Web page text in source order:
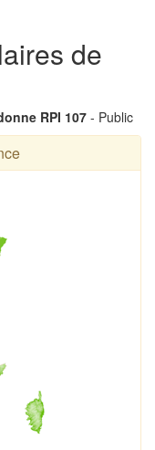
de
RPI 107 - Public